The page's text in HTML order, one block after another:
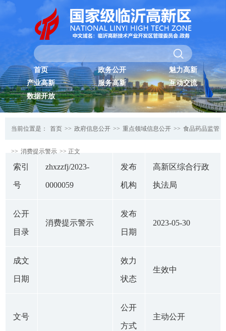
首页 政务公开
魅力高新
产业高新
服务高新
互动交流
数据开放
当前位置是： 首页 >> 政府信息公开 >> 重点领域信息公开 >> 食品药品监管
>> 消费提示警示 >> 正文
索引
号
zhxzzfj/2023-
0000059
发布
机构
高新区综合行政
执法局
公开
目录
消费提示警示
发布
日期
2023-05-30
成文
日期
效力
状态
生效中
文号
公开
方式
主动公开